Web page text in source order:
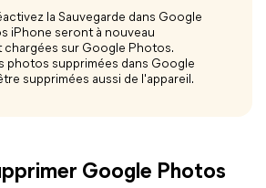
la Sauvegarde dans Google
iPhone seront à nouveau
chargées sur Google Photos.
photos supprimées dans Google
supprimées aussi de l'appareil.
Google Photos